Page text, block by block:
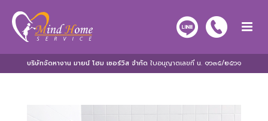
บริษัทจัดหางาน มายน์ โฮม เซอร์วิส จำกัด ใบอนุญาตเลขที่ น. ๑๖๓๕/๒๕๖๑